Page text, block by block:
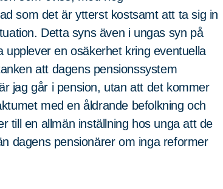
som det är ytterst kostsamt att ta sig in
Detta syns även i ungas syn på
en osäkerhet kring eventuella
att dagens pensionssystem
jag går i pension, utan att det kommer
med en åldrande befolkning och
till en allmän inställning hos unga att de
dagens pensionärer om inga reformer